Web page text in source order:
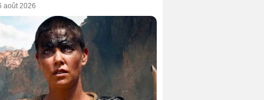
août 2026